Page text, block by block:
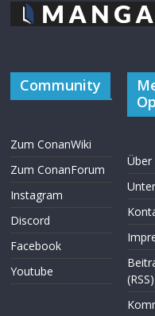
Community
Zum ConanWiki
Zum ConanForum
Instagram
Discord
Facebook
Youtube
Über
(RSS)